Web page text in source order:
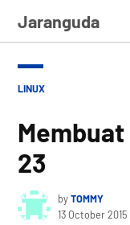
Jaranguda
POSTED
LINUX
Membuat
23
byTOMMY
13 October 2015